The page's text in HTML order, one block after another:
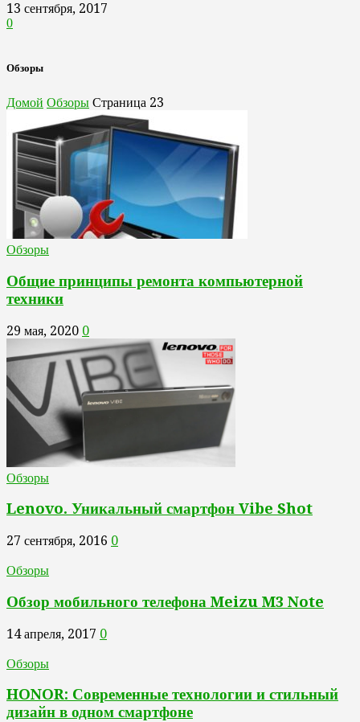
13 сентября, 2017
0
Обзоры
Домой Обзоры Страница 23
Обзоры
Общие принципы ремонта компьютерной
техники
29 мая, 2020 0
Обзоры
Lenovo. Уникальный смартфон Vibe Shot
27 сентября, 2016 0
Обзоры
Обзор мобильного телефона Meizu M3 Note
14 апреля, 2017 0
Обзоры
HONOR: Современные технологии и стильный
дизайн в одном смартфоне